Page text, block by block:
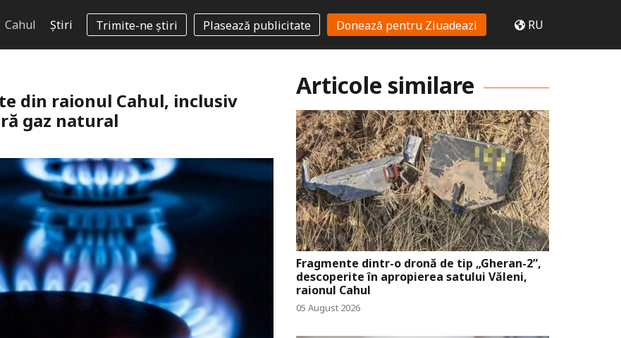
Cahul Știri Trimite-ne știri Plasează publicitate Donează pentru Ziuadeazi RU
din raionul Cahul, inclusiv
gaz natural
Articole similare
Fragmente dintr-o dronă de tip „Gheran-2”,
descoperite în apropierea satului Văleni,
raionul Cahul
05 August 2026